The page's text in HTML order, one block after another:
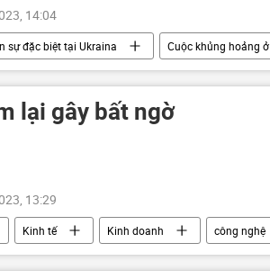
14:04
sự đặc biệt tại Ukraina Cuộc khủng hoảng
xung đột quân sự
lại gây bất ngờ
13:29
Kinh tế Kinh doanh công nghệ